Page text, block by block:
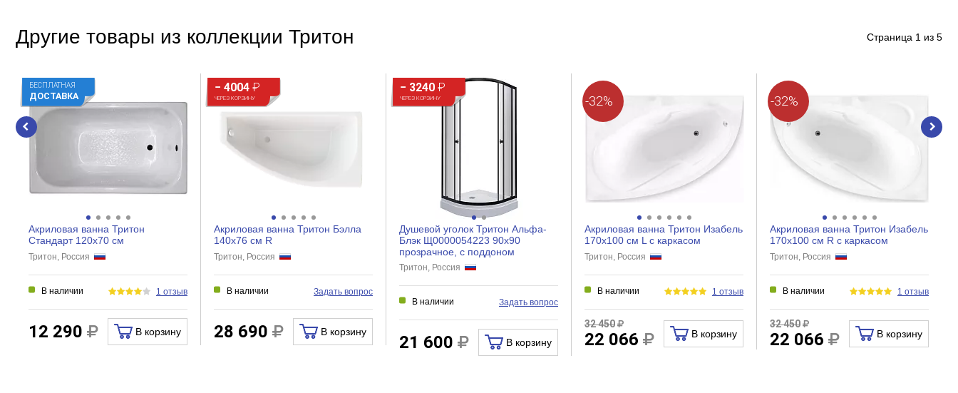
Другие товары из коллекции Тритон Страница 1 из 5
БЕСПЛАТНАЯ
ДОСТАВКА
Акриловая ванна Тритон
Стандарт 120х70 см
Тритон, Россия
В наличии 1 отзыв
12 290 В корзину
− 4004 ₽
ЧЕРЕЗ КОРЗИНУ
Акриловая ванна Тритон Бэлла
140х76 см R
Тритон, Россия
В наличии Задать вопрос
28 690 В корзину
− 3240 ₽
ЧЕРЕЗ КОРЗИНУ
Душевой уголок Тритон Альфа-
Блэк Щ0000054223 90x90
прозрачное, с поддоном
Тритон, Россия
В наличии Задать вопрос
21 600 В корзину
-32%
Акриловая ванна Тритон Изабель
170х100 см L с каркасом
Тритон, Россия
В наличии 1 отзыв
32 450
22 066 В корзину
-32%
Акриловая ванна Тритон Изабель
170х100 см R с каркасом
Тритон, Россия
В наличии 1 отзыв
32 450
22 066 В корзину